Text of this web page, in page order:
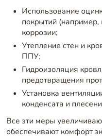
Использование
покрытий
коррозии;
Утепление стен и
ППУ;
Гидроизоляция
предотвращения
Установка
конденсата и
Все эти меры
обеспечивают комфорт